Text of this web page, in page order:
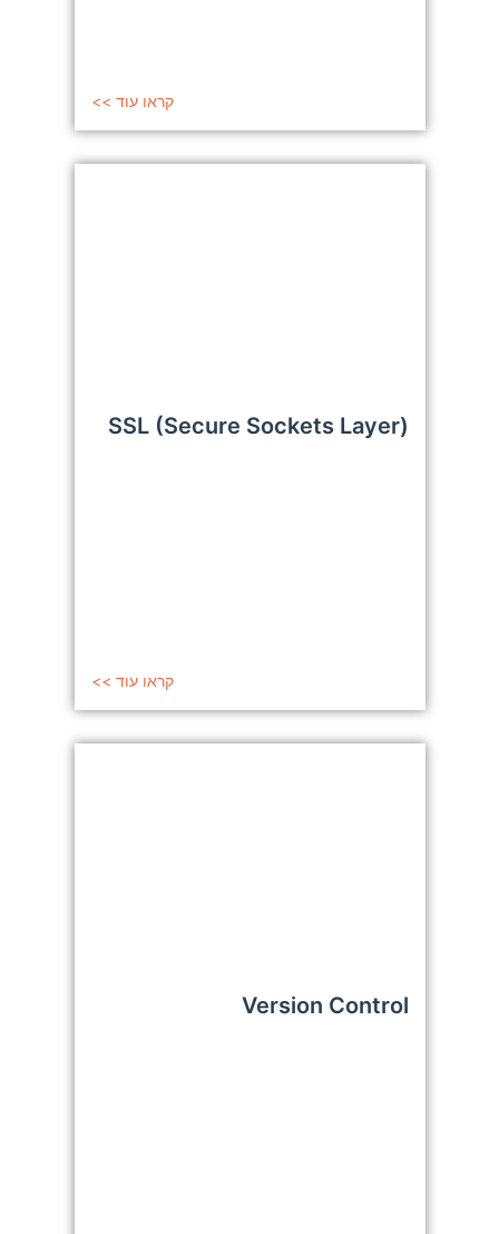
קראו עוד >>
SSL (Secure Sockets Layer)
קראו עוד >>
Version Control